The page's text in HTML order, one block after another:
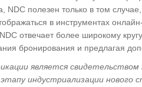
NDC полезен только в том
в инструментах
отвечает более широкому
бронирования и предлагая
является
индустриализации нового